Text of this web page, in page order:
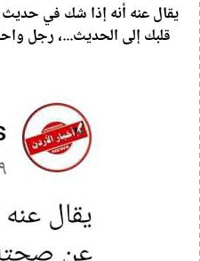
يقال عنه أنه إذا شك في
قلبك إلى الحديث...، رجل